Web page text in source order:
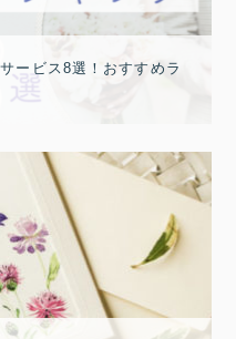
ービス8選！おすすめラ